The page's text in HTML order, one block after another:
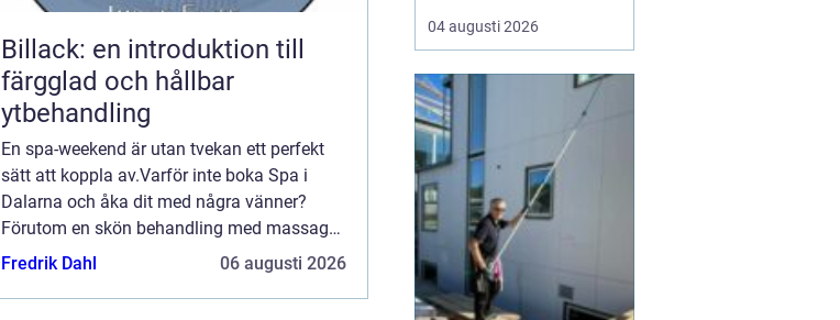
Billack: en introduktion till
färgglad och hållbar
ytbehandling
En spa-weekend är utan tvekan ett perfekt
sätt att koppla av.Varför inte boka Spa i
Dalarna och åka dit med några vänner?
Förutom en skön behandling med massage
kan du även njuta av god mat samtidigt
Fredrik Dahl 06 augusti 2026
produkter och
installationer. Den
människor som vet vad
de gör. När ansvariga i
bygg- och
fastighetsbranschen får
rätt kunskap om
brandskydd minskar
risken för fel som ...
04 augusti 2026